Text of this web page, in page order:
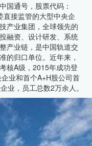
国通号，股票代码：
接监管的大型中央企
产业集团，全球领先的
融资、设计研发、系统
产业链，是中国轨道交
的归口单位。近年来，
核A级，2015年成功登
业和首个A+H股公司首
业，员工总数2万余人。